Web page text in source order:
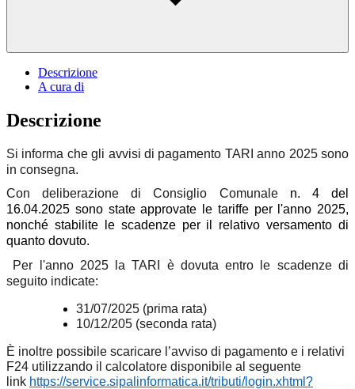
Descrizione
A cura di
Descrizione
Si informa che gli avvisi di pagamento TARI anno 2025 sono
in consegna.
Con deliberazione di Consiglio Comunalen. 4 del
16.04.2025 sono state approvate le tariffe per l'anno 2025,
nonché stabilite le scadenze per il relativo versamento di
quanto dovuto.
Per l'anno 2025 la TARI è dovuta entro le scadenze di
seguito indicate:
31/07/2025 (prima rata)
10/12/205 (seconda rata)
È inoltre possibile scaricare l’avviso di pagamento e i relativi
F24 utilizzando il calcolatore disponibile al seguente
link https://service.sipalinformatica.it/tributi/login.xhtml?